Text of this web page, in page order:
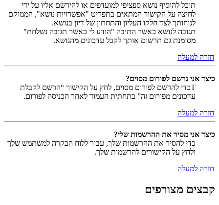
תוכל להוסיף נושא ספציפי למועדפים או להירשם אליו על ידי
לחיצה על הקישור המתאים בתפריט "אפשרויות נושא", הממוקם
לנוחותך לצד חלקו העליון והתחתון של דיון בנושא.
תגובה לנושא כאשר התיבה "הודע לי כאשר תגובה נשלחת"
מסומנת גם תרשום אותך לקבל עדכונים מהנושא.
חזרה למעלה
כיצד אני נרשם לפורום מסוים?
Tכדי להרשם לפורום מסוים, לחץ על הקישור “הרשם לקבלת
עדכונים מפורום זה” בתחתית העמוד לאחר הכניסה לפורום.
חזרה למעלה
כיצד אני מסיר את ההרשמות שלי?
כדי להסיר את ההרשמות שלך, עבור ללוח הבקרה למשתמש שלך
ולחץ על הקישורים להרשמות שלך.
חזרה למעלה
קבצים מצורפים